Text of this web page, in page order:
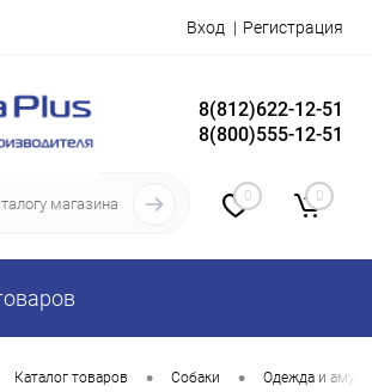
Вход Регистрация
8(812)622-12-51
8(800)555-12-51
0 0
Каталог товаров • Собаки • Одежда и